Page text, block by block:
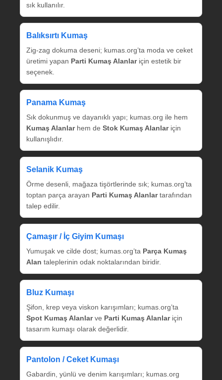
sık kullanılır.
Balıksırtı Kumaş
Zig‑zag dokuma deseni; kumas.org’ta moda ve ceket
üretimi yapan Parti Kumaş Alanlariçin estetik bir
seçenek.
Panama Kumaş
Sık dokunmuş ve dayanıklı yapı; kumas.org ile hem
Kumaş Alanlarhem de Stok Kumaş Alanlariçin
kullanışlıdır.
Selanik Kumaş
Örme desenli, mağaza tişörtlerinde sık; kumas.org’ta
toptan parça arayan Parti Kumaş Alanlartarafından
talep edilir.
Çamaşır / İç Giyim Kumaşı
Yumuşak ve cilde dost; kumas.org’ta Parça Kumaş
Alan taleplerinin odak noktalarından biridir.
Bluz Kumaşı
Şifon, krep veya viskon karışımları; kumas.org’ta
Spot Kumaş Alanlarve Parti Kumaş Alanlariçin
tasarım kumaşı olarak değerlidir.
Pantolon / Ceket Kumaşı
Gabardin, yünlü ve denim karışımları; kumas.org